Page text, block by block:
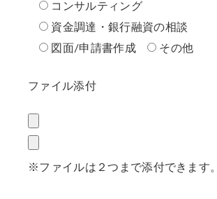
コンサルティング
資金調達・銀行融資の相談
図面/申請書作成
その他
ファイル添付
※ファイルは２つまで添付できます。